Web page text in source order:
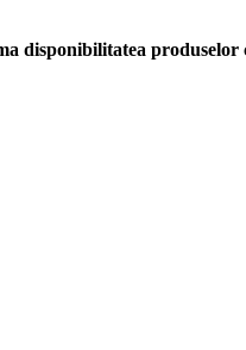
disponibilitatea